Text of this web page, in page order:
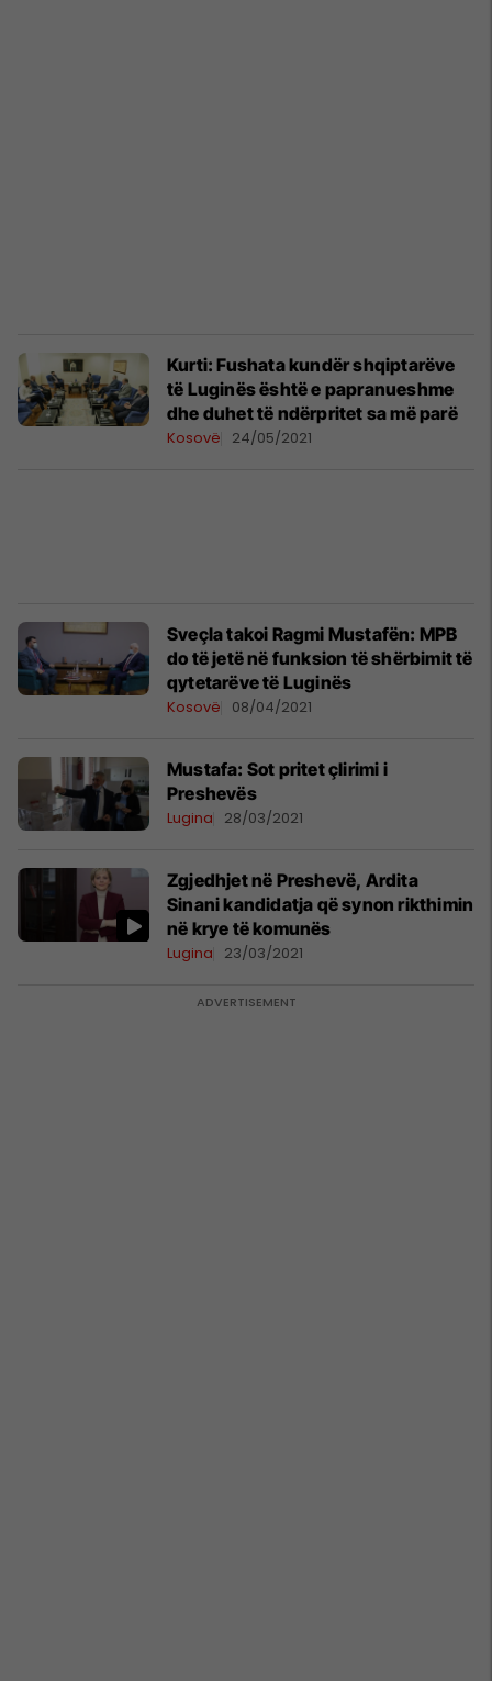
Kurti: Fushata kundër shqiptarëve
të Luginës është e papranueshme
dhe duhet të ndërpritet sa më parë
Kosovë 24/05/2021
Sveçla takoi Ragmi Mustafën: MPB
do të jetë në funksion të shërbimit të
qytetarëve të Luginës
Kosovë 08/04/2021
Mustafa: Sot pritet çlirimi i
Preshevës
Lugina 28/03/2021
Zgjedhjet në Preshevë, Ardita
Sinani kandidatja që synon rikthimin
në krye të komunës
Lugina 23/03/2021